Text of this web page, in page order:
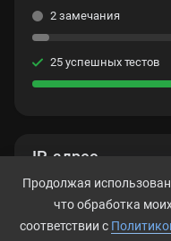
IP-адрес
2 замечания
25 успешных тестов
Продолжая
что обработка
соответствии с